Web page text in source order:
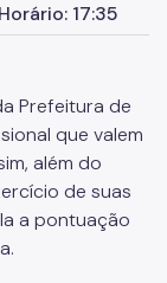
17:35
Prefeitura de
que valem
além do
de suas
a pontuação